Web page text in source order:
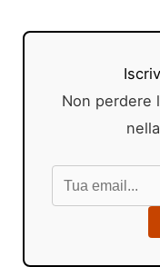
Non perdere